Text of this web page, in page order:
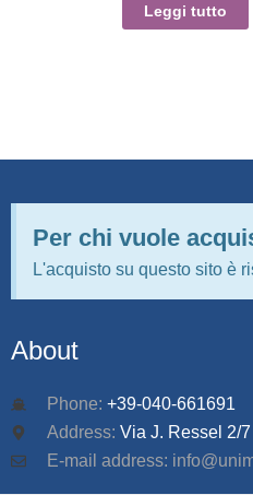
Leggi tutto
Per chi vuole
L'acquisto su questo sito è
About
Phone: +39-040-661691
Address: Via J. Ressel 2/
E-mail address: